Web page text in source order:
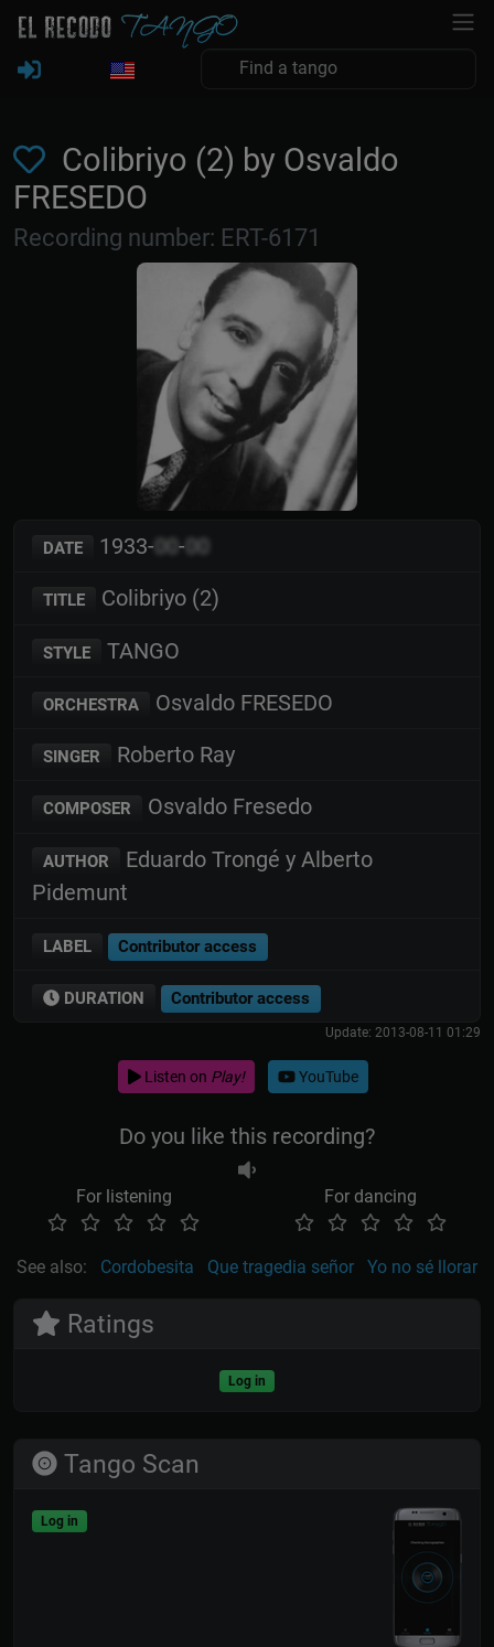
Colibriyo (2) by Osvaldo
FRESEDO
Recording number: ERT-6171
DATE 1933-00 -00
TITLE Colibriyo (2)
STYLE TANGO
ORCHESTRA Osvaldo FRESEDO
SINGER Roberto Ray
COMPOSER Osvaldo Fresedo
AUTHOR
Eduardo Trongé y Alberto
Pidemunt
LABEL Contributor access
DURATION Contributor access
Update: 2013-08-11 01:29
Listen on Play! YouTube
Do you like this recording?
For listening For dancing
See also: Cordobesita Que tragedia señor Yo no sé llorar
Ratings
Log in
Tango Scan
Log in